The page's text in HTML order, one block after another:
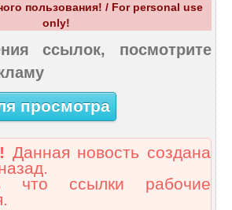
пользования! / For personal use
only!
ссылок, посмотрите
просмотра
Данная новость создана
что ссылки рабочие